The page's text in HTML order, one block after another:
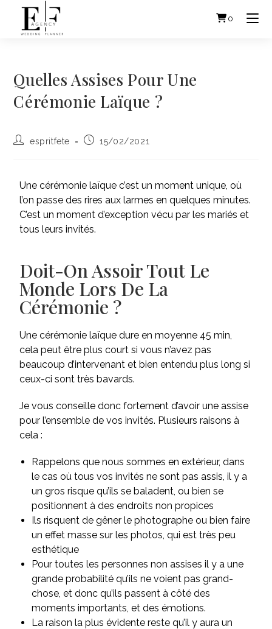
0
Quelles Assises Pour Une
Cérémonie Laïque ?
espritfete 15/02/2021
Une cérémonie laïque c’est un moment unique, où
l’on passe des rires aux larmes en quelques minutes.
C’est un moment d’exception vécu par les mariés et
tous leurs invités.
Doit-On Assoir Tout Le
Monde Lors De La
Cérémonie ?
Une cérémonie laïque dure en moyenne 45 min,
cela peut être plus court si vous n’avez pas
beaucoup d’intervenant et bien entendu plus long si
ceux-ci sont très bavards.
Je vous conseille donc fortement d’avoir une assise
pour l’ensemble de vos invités. Plusieurs raisons à
cela :
Rappelons que nous sommes en extérieur, dans
le cas où tous vos invités ne sont pas assis, il y a
un gros risque qu’ils se baladent, ou bien se
positionnent à des endroits non propices
Ils risquent de gêner le photographe ou bien faire
un effet masse sur les photos, qui est très peu
esthétique
Pour toutes les personnes non assises il y a une
grande probabilité qu’ils ne voient pas grand-
chose, et donc qu’ils passent à côté des
moments importants, et des émotions.
La raison la plus évidente reste qu’il y aura un